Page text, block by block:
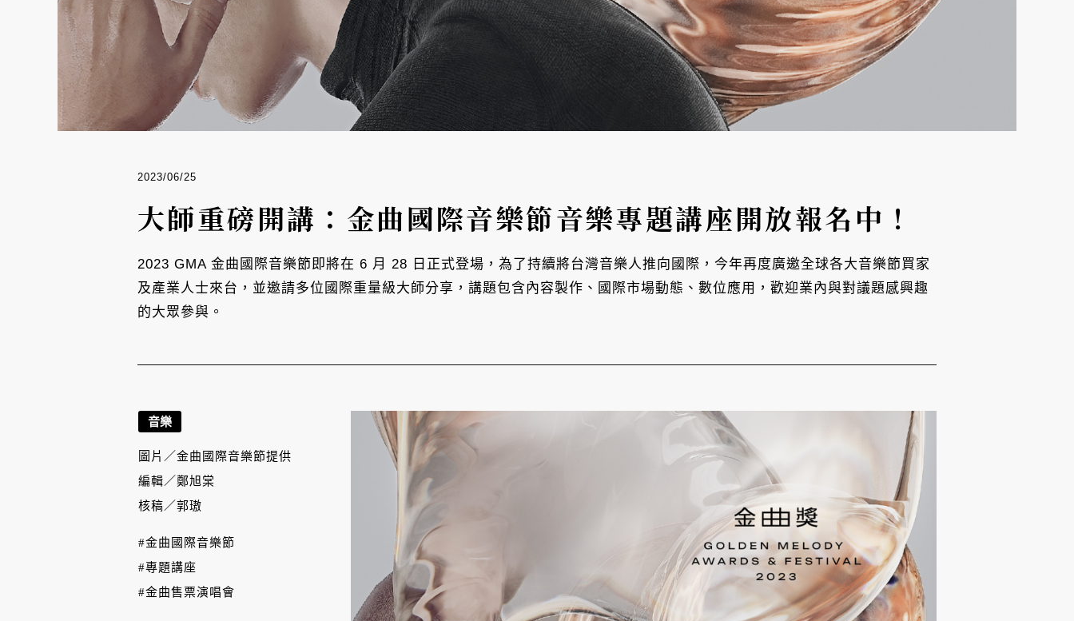
2023/06/25
大師重磅開講：金曲國際音樂節音樂專題講座開放報名中！
2023 GMA 金曲國際音樂節即將在 6 月 28 日正式登場，為了持續將台灣音樂人推向國際，今年再度廣邀全球各大音樂節買家
及產業人士來台，並邀請多位國際重量級大師分享，講題包含內容製作、國際市場動態、數位應用，歡迎業內與對議題感興趣
的大眾參與。
音樂
圖片／金曲國際音樂節提供
編輯／鄭旭棠
核稿／郭璈
#金曲國際音樂節
#專題講座
#金曲售票演唱會